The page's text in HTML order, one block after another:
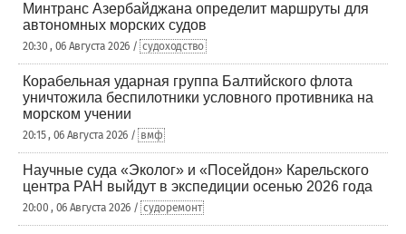
Минтранс Азербайджана определит маршруты для
автономных морских судов
20:30 , 06 Августа 2026 / судоходство
Корабельная ударная группа Балтийского флота
уничтожила беспилотники условного противника на
морском учении
20:15 , 06 Августа 2026 / вмф
Научные суда «Эколог» и «Посейдон» Карельского
центра РАН выйдут в экспедиции осенью 2026 года
20:00 , 06 Августа 2026 / судоремонт